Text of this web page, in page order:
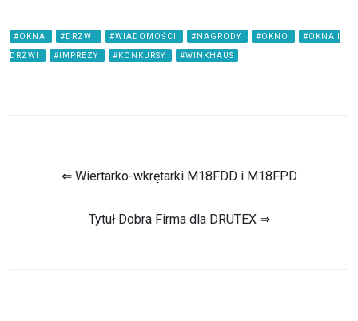
#OKNA #DRZWI #WIADOMOŚCI #NAGRODY #OKNO #OKNA I
DRZWI #IMPREZY #KONKURSY #WINKHAUS
⇐ Wiertarko-wkrętarki M18FDD i M18FPD
Tytuł Dobra Firma dla DRUTEX ⇒